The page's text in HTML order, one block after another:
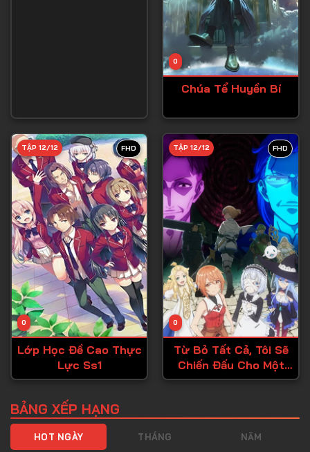
Tập 34
Tập 35
Tập 36
Tập 39
Tập 40
Tập 41
Tập 42
Tập 43
Tập 44
Tập 45
Tập 46
Tập 47
Tập 48
Tập 49
0
Chúa Tể Huyền Bí
FHD
0
TẬP 12/12
Lớp Học Đề Cao Thực
Lực Ss1
FHD
0
TẬP 12/12
Từ Bỏ Tất Cả, Tôi Sẽ
Chiến Đấu Cho Một
Cuộc Sống Bình
Rủa!
BẢNG XẾP HẠNG
HOT NGÀY THÁNG NĂM